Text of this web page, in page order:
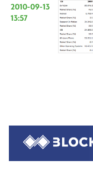
2010-09-13
13:57